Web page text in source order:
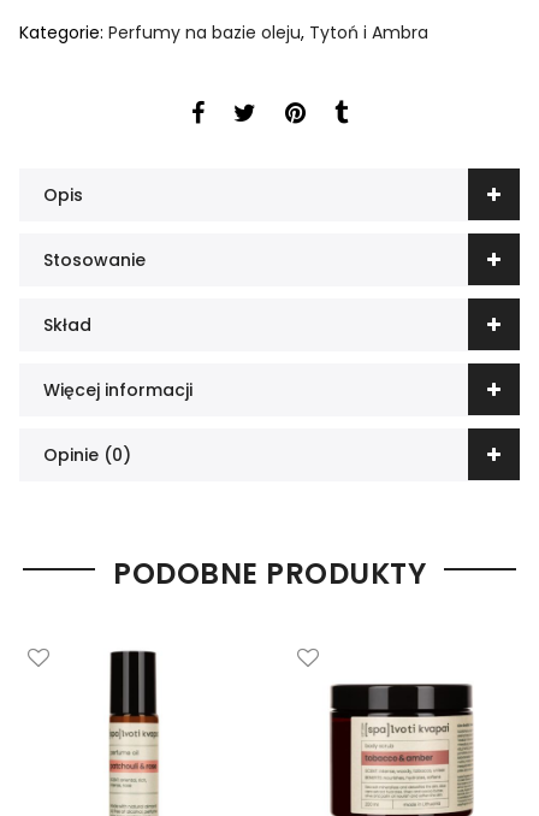
Kategorie: Perfumy na bazie oleju, Tytoń i Ambra
Opis
Stosowanie
Skład
Więcej informacji
Opinie (0)
PODOBNE PRODUKTY